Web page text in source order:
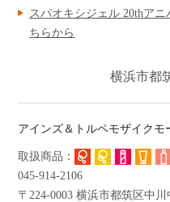
初めての方へ
よくあるご質問
ショッピングガイド
スパオキシジェル 20thア
ちらから
横浜市都
アインズ＆トルペモザイクモ
045-914-2106
〒224-0003 横浜市都筑区中